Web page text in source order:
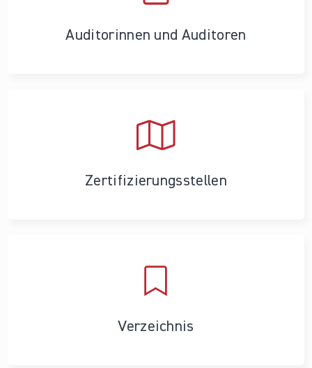
Auditorinnen und Auditoren
Zertifizierungs­stellen
Verzeichnis